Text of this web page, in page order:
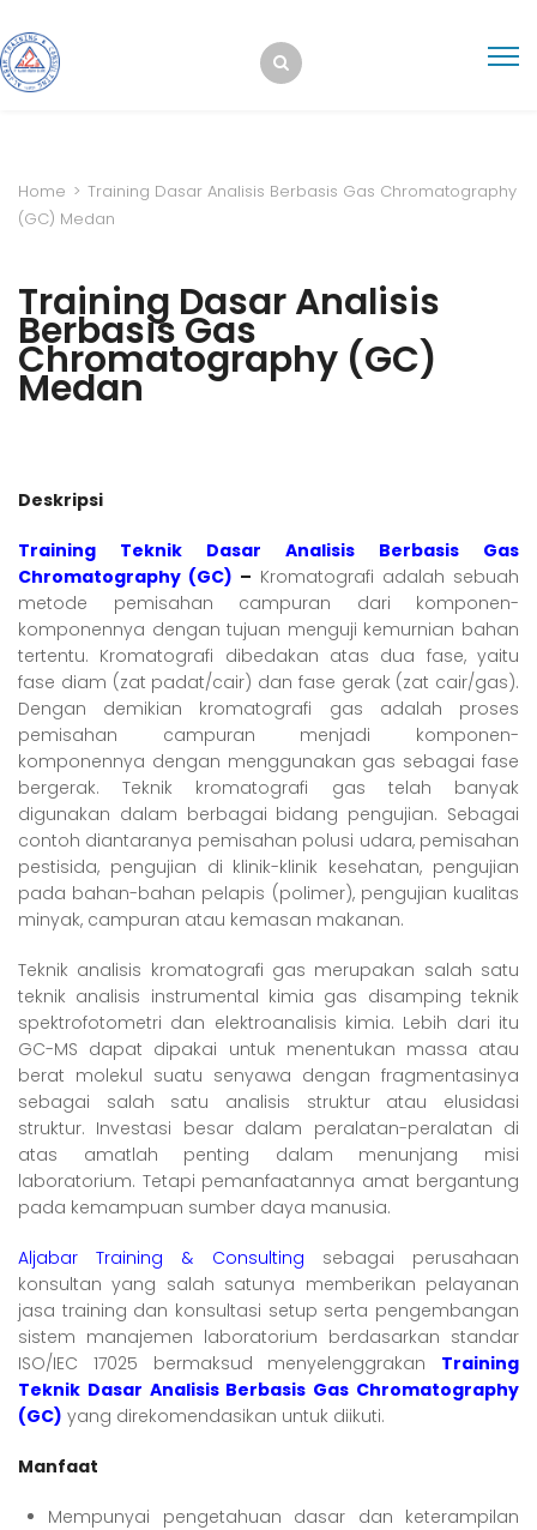
Home > Training Dasar Analisis Berbasis Gas Chromatography
(GC) Medan
Training Dasar Analisis
Berbasis Gas
Chromatography (GC)
Medan
Deskripsi
Training Teknik Dasar Analisis Berbasis Gas
Chromatography (GC) – Kromatografi adalah sebuah
metode pemisahan campuran dari komponen-
komponennya dengan tujuan menguji kemurnian bahan
tertentu. Kromatografi dibedakan atas dua fase, yaitu
fase diam (zat padat/cair) dan fase gerak (zat cair/gas).
Dengan demikian kromatografi gas adalah proses
pemisahan campuran menjadi komponen-
komponennya dengan menggunakan gas sebagai fase
bergerak. Teknik kromatografi gas telah banyak
digunakan dalam berbagai bidang pengujian. Sebagai
contoh diantaranya pemisahan polusi udara, pemisahan
pestisida, pengujian di klinik-klinik kesehatan, pengujian
pada bahan-bahan pelapis (polimer), pengujian kualitas
minyak, campuran atau kemasan makanan.
Teknik analisis kromatografi gas merupakan salah satu
teknik analisis instrumental kimia gas disamping teknik
spektrofotometri dan elektroanalisis kimia. Lebih dari itu
GC-MS dapat dipakai untuk menentukan massa atau
berat molekul suatu senyawa dengan fragmentasinya
sebagai salah satu analisis struktur atau elusidasi
struktur. Investasi besar dalam peralatan-peralatan di
atas amatlah penting dalam menunjang misi
laboratorium. Tetapi pemanfaatannya amat bergantung
pada kemampuan sumber daya manusia.
Aljabar Training & Consulting
sebagai perusahaan
konsultan yang salah satunya memberikan pelayanan
jasa training dan konsultasi setup serta pengembangan
sistem manajemen laboratorium berdasarkan standar
ISO/IEC 17025 bermaksud menyelenggrakan Training
Teknik Dasar Analisis Berbasis Gas Chromatography
(GC) yang direkomendasikan untuk diikuti.
Manfaat
Mempunyai pengetahuan dasar dan keterampilan